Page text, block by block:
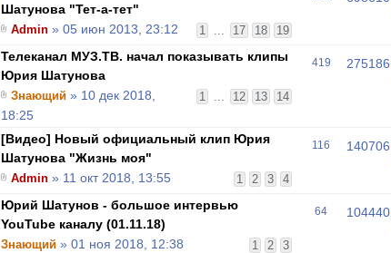
Шатунова "Тет-а-тет"
1 ... 17 18 19
Admin » 05 июн 2013, 23:12
Телеканал МУЗ.ТВ. начал показывать клипы
Юрия Шатунова
1 ... 12 13 14
Знающий » 10 дек 2018,
18:25
419 275186
[Видео] Новый официальный клип Юрия
Шатунова "Жизнь моя"
1 2 3 4
Admin » 11 окт 2018, 13:55
116 140706
Юрий Шатунов - большое интервью
YouTube каналу (01.11.18)
1 2 3
Знающий » 01 ноя 2018, 12:38
64 104440